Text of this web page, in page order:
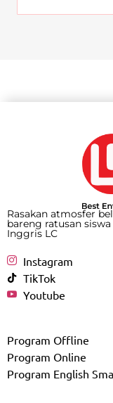
Rasakan atmosfer
bareng ratusan
Inggris LC
Instagram
TikTok
Youtube
Program Offline
Program Online
Program English